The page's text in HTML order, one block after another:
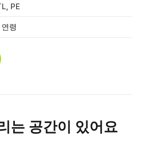
PE
령
는 공간이 있어요